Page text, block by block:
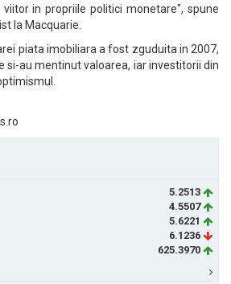
in propriile politici monetare", spune
la Macquarie.
piata imobiliara a fost zguduita in 2007,
si-au mentinut valoarea, iar investitorii din
5.2513
4.5507
5.6221
6.1236
625.3970